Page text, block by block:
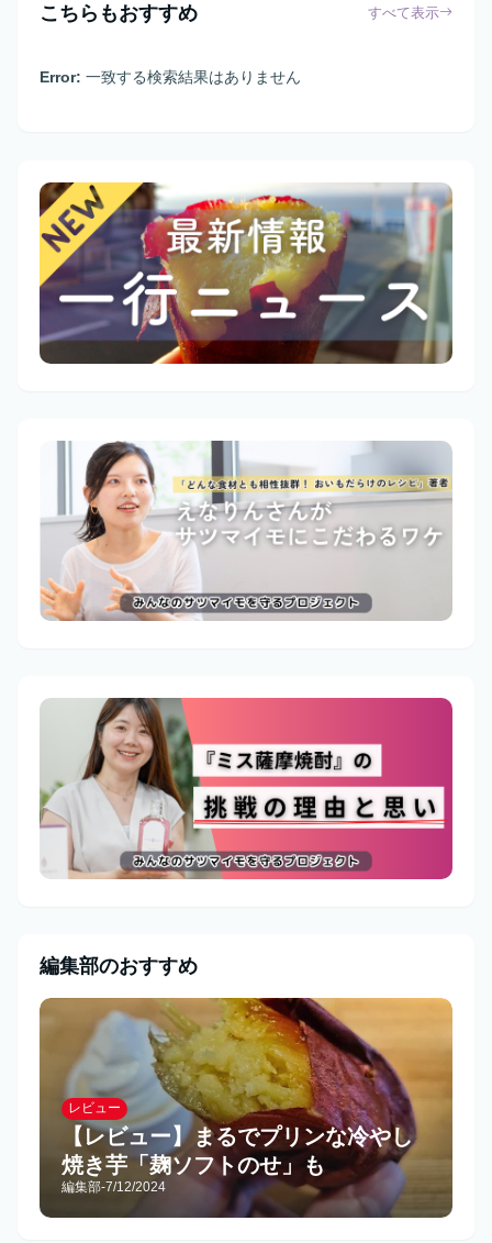
こちらもおすすめ すべて表示
Error: 一致する検索結果はありません
編集部のおすすめ
レビュー
【レビュー】まるでプリンな冷やし
焼き芋「麹ソフトのせ」も
編集部-7/12/2024